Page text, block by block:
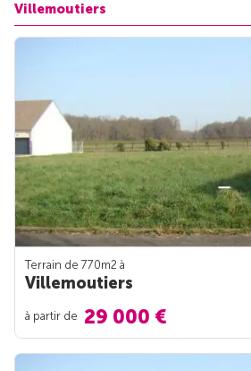
Villemoutiers
Terrain de 770m2 à
Villemoutiers
à partir de 29 000 €